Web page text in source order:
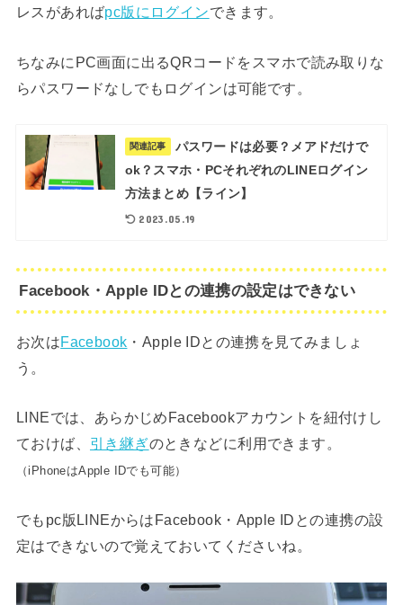
レスがあればpc版にログインできます。
ちなみにPC画面に出るQRコードをスマホで読み取りな
らパスワードなしでもログインは可能です。
関連記事
パスワードは必要？メアドだけで
ok？スマホ・PCそれぞれのLINEログイン
方法まとめ【ライン】
2023.05.19
Facebook・Apple IDとの連携の設定はできない
お次はFacebook ・Apple IDとの連携を見てみましょ
う。
LINEでは、あらかじめFacebookアカウントを紐付けし
ておけば、 引き継ぎのときなどに利用できます。
（iPhoneはApple IDでも可能）
でもpc版LINEからはFacebook・Apple IDとの連携の設
定はできないので覚えておいてくださいね。